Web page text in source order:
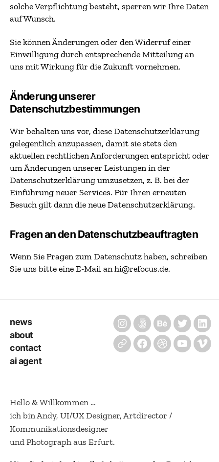
solche Verpflichtung besteht, sperren wir Ihre Daten
auf Wunsch.
Sie können Änderungen oder den Widerruf einer
Einwilligung durch entsprechende Mitteilung an
uns mit Wirkung für die Zukunft vornehmen.
Änderung unserer
Datenschutzbestimmungen
Wir behalten uns vor, diese Datenschutzerklärung
gelegentlich anzupassen, damit sie stets den
aktuellen rechtlichen Anforderungen entspricht oder
um Änderungen unserer Leistungen in der
Datenschutzerklärung umzusetzen, z. B. bei der
Einführung neuer Services. Für Ihren erneuten
Besuch gilt dann die neue Datenschutzerklärung.
Fragen an den Datenschutzbeauftragten
Wenn Sie Fragen zum Datenschutz haben, schreiben
Sie uns bitte eine E-Mail an hi@refocus.de.
news
about
contact
ai agent
Instagram
500pxBehance
Twitter
XingFacebook
dribbleYouTube
Hello & Willkommen …
ich bin Andy, UI/UX Designer, Artdirector /
Kommunikationsdesigner
und Photograph aus Erfurt.